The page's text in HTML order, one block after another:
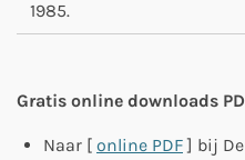
1985.
Gratis online downloads
Naar [ online PDF] bij